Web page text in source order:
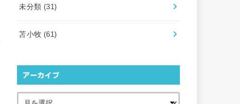
未分類 (31)
苫小牧 (61)
アーカイブ